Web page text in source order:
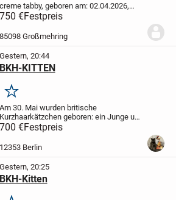
creme tabby, geboren am: 02.04.2026,
sehr Lieb und verspielt, an Hund gewöhnt.
Verträgt sich gut mit anderen Katzen.
Sucht Schmuse Platz zum
Dauerschmusen Die...
750 €Festpreis
85098 Großmehring
Gestern, 20:44
BKH-KITTEN
Merken
Am 30. Mai wurden britische
Kurzhaarkätzchen geboren: ein Junge und
zwei Mädchen.Sie haben bereits ihre
erste Impfung erhalten und wurden
mehrfach entwurmt. 🐾
700 €Festpreis
12353 Berlin
Gestern, 20:25
BKH-Kitten